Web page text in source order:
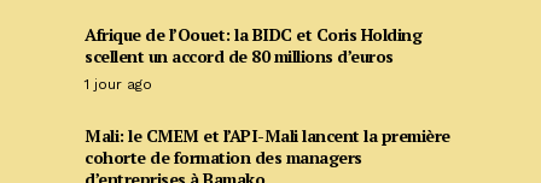
Afrique de l’Oouet: la BIDC et Coris Holding
scellent un accord de 80 millions d’euros
1 jour ago
Mali: le CMEM et l’API-Mali lancent la première
cohorte de formation des managers
d’entreprises à Bamako